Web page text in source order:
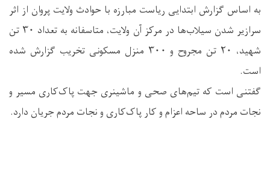
به اساس گزارش ابتدایی ریاست مبارزه با حوادث ولایت پروان از اثر
سرازیر شدن سیلاب‌ها در مرکز آن ولایت، متاسفانه به تعداد ۳۰ تن
شهید، ۲۰ تن مجروح و ۳۰۰ منزل مسکونی تخریب گزارش شده
است.
گفتنی است که تیم‌های صحی و ماشینری جهت پاک‌کاری مسیر و
نجات مردم در ساحه اعزام و کار پاک‌کاری و نجات مردم جریان دارد.